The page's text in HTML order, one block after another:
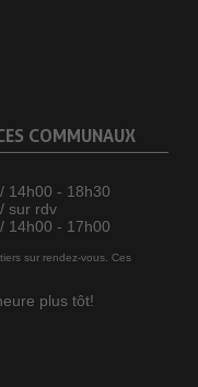
COMMUNAUX
14h00 - 18h30
sur rdv
14h00 - 17h00
sur rendez-vous. Ces
plus tôt!